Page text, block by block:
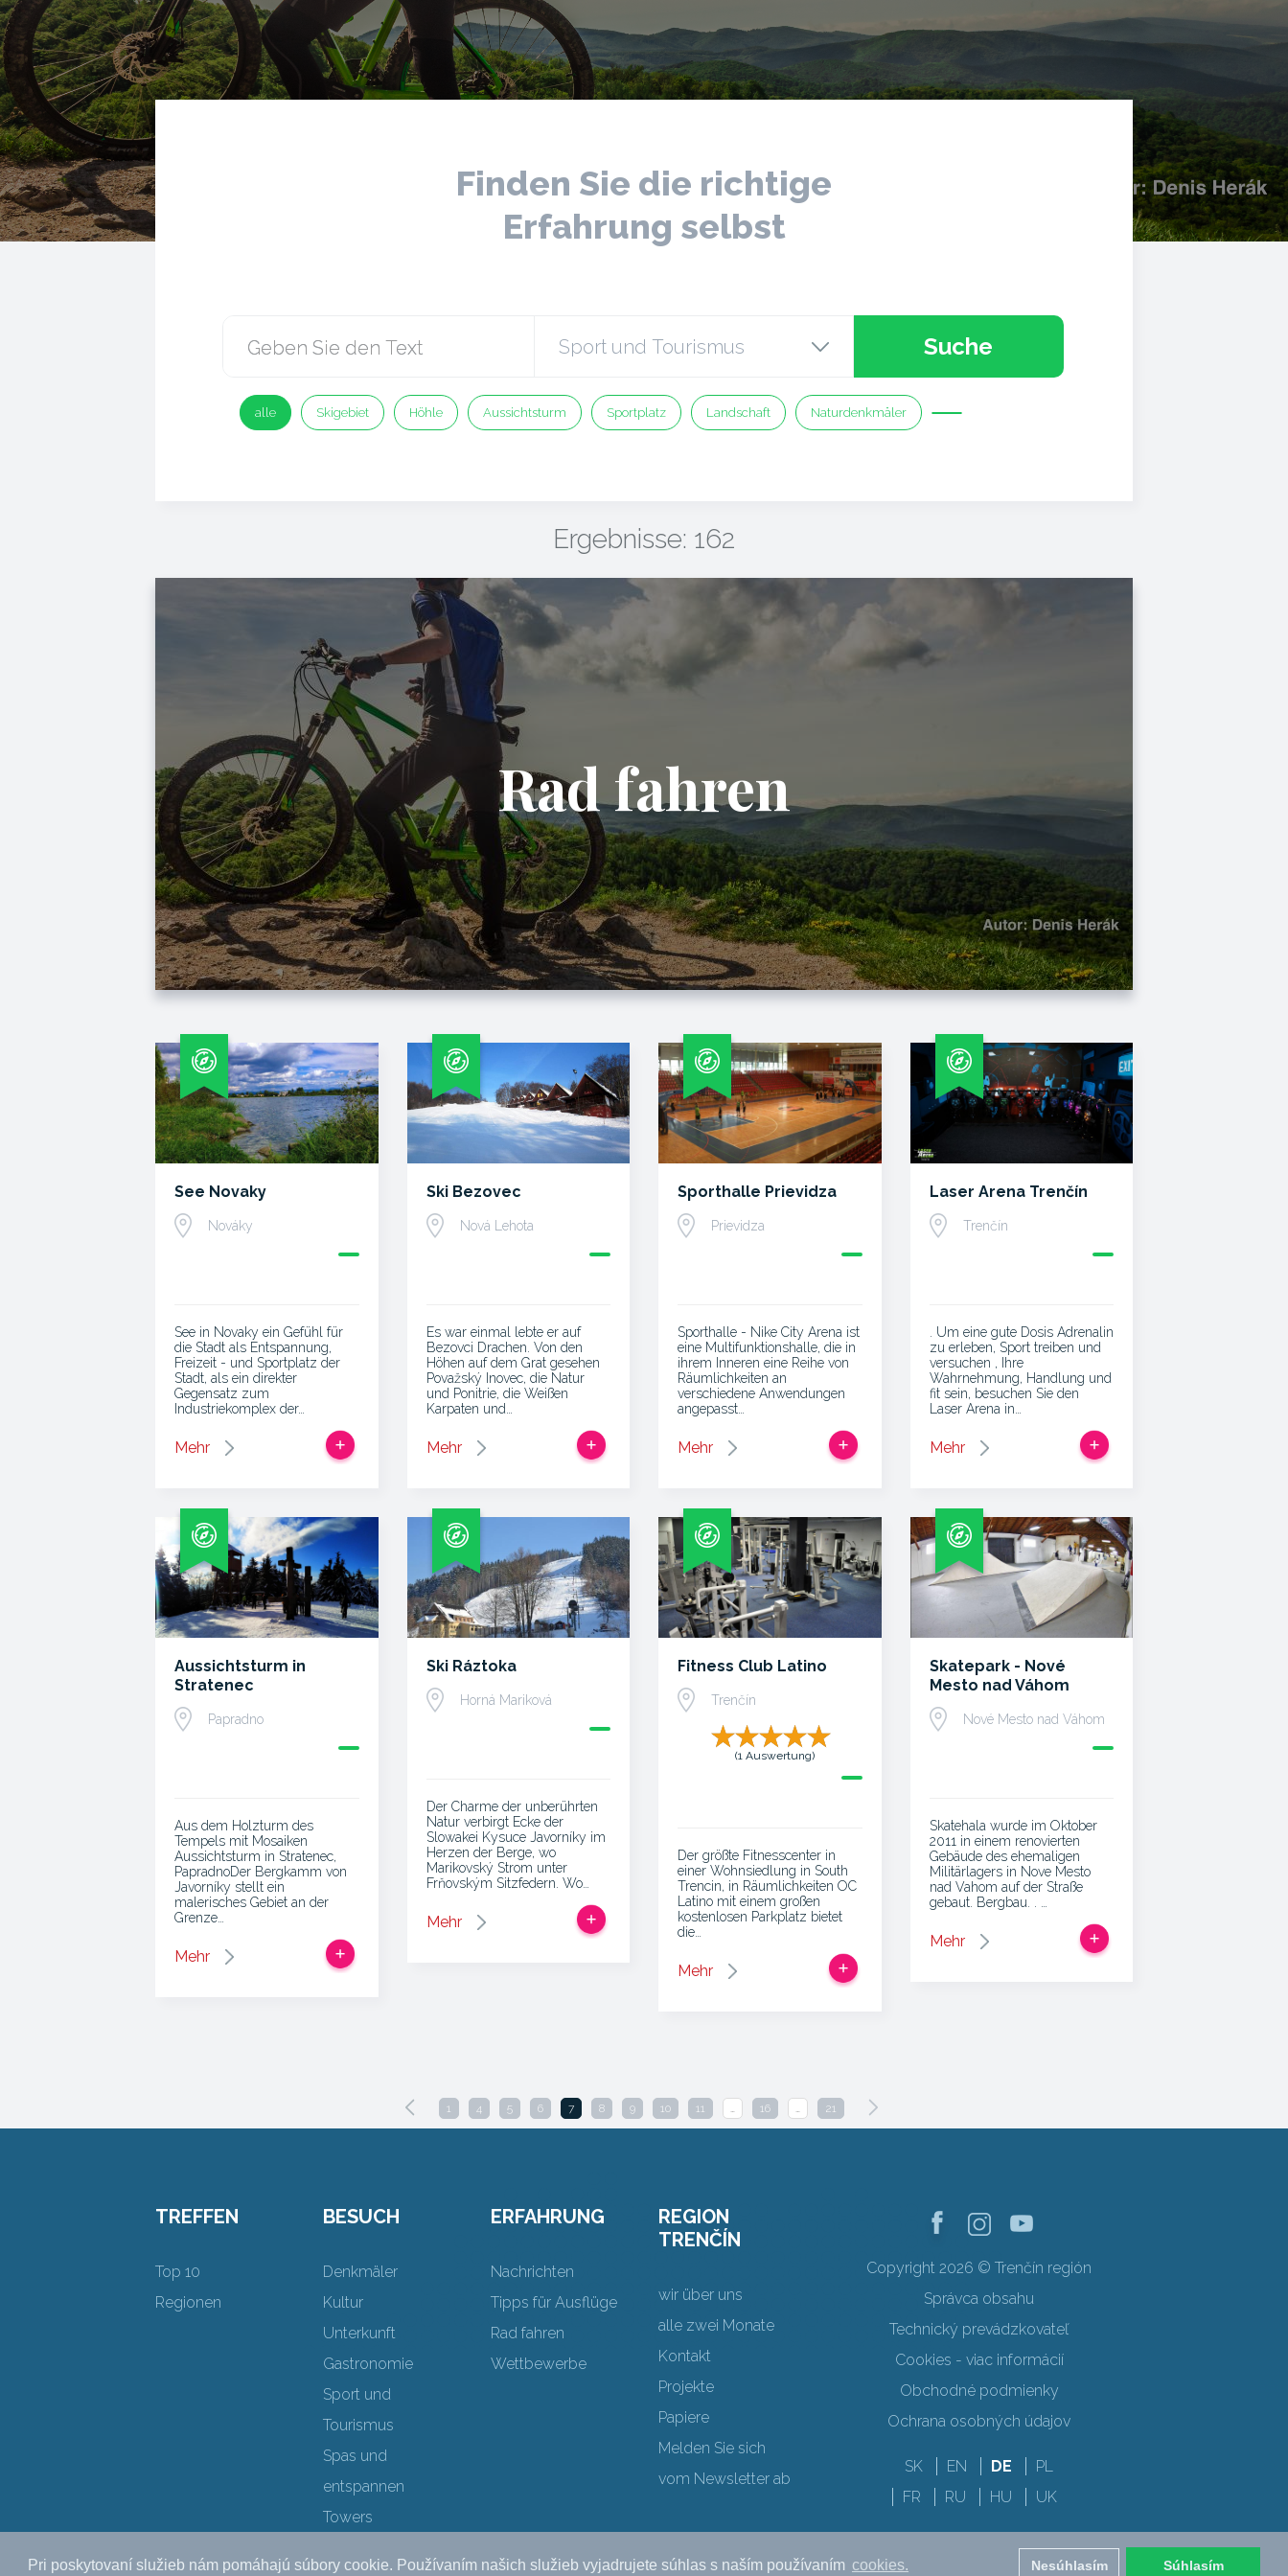
Pri poskytovaní služieb nám pomáhajú súbory cookie. Používaním našich služieb vyjadrujete súhlas s naším používaním cookies. Nesúhlasím Súhlasím
Finden Sie die richtige
Erfahrung selbst
Suche
alle Skigebiet Höhle Aussichtsturm Sportplatz Landschaft Naturdenkmäler
Ergebnisse: 162
Rad fahren
See Novaky
Nováky
See in Novaky ein Gefühl für
die Stadt als Entspannung,
Freizeit - und Sportplatz der
Stadt, als ein direkter
Gegensatz zum
Industriekomplex der…
Mehr
Ski Bezovec
Nová Lehota
Es war einmal lebte er auf
Bezovci Drachen. Von den
Höhen auf dem Grat gesehen
Považský Inovec, die Natur
und Ponitrie, die Weißen
Karpaten und…
Mehr
Sporthalle Prievidza
Prievidza
Sporthalle - Nike City Arena ist
eine Multifunktionshalle, die in
ihrem Inneren eine Reihe von
Räumlichkeiten an
verschiedene Anwendungen
angepasst…
Mehr
Laser Arena Trenčín
Trenčín
. Um eine gute Dosis Adrenalin
zu erleben, Sport treiben und
versuchen , Ihre
Wahrnehmung, Handlung und
fit sein, besuchen Sie den
Laser Arena in…
Mehr
Aussichtsturm in
Stratenec
Papradno
Aus dem Holzturm des
Tempels mit Mosaiken
Aussichtsturm in Stratenec,
PapradnoDer Bergkamm von
Javorníky stellt ein
malerisches Gebiet an der
Grenze…
Mehr
Ski Ráztoka
Horná Mariková
Der Charme der unberührten
Natur verbirgt Ecke der
Slowakei Kysuce Javorníky im
Herzen der Berge, wo
Marikovský Strom unter
Frňovským Sitzfedern. Wo…
Mehr
Fitness Club Latino
Trenčín
(1 Auswertung)
Der größte Fitnesscenter in
einer Wohnsiedlung in South
Trencin, in Räumlichkeiten OC
Latino mit einem großen
kostenlosen Parkplatz bietet
die…
Mehr
Skatepark - Nové
Mesto nad Váhom
Nové Mesto nad Váhom
Skatehala wurde im Oktober
2011 in einem renovierten
Gebäude des ehemaligen
Militärlagers in Nove Mesto
nad Vahom auf der Straße
gebaut. Bergbau. . …
Mehr
1 4 5 6 7 8 9 10 11 … 16 … 21
TREFFEN
Top 10
Regionen
BESUCH
Denkmäler
Kultur
Unterkunft
Gastronomie
Sport und
Tourismus
Spas und
entspannen
Towers
ERFAHRUNG
Nachrichten
Tipps für Ausflüge
Rad fahren
Wettbewerbe
REGION
TRENČÍN
wir über uns
alle zwei Monate
Kontakt
Projekte
Papiere
Melden Sie sich
vom Newsletter ab
Copyright 2026 © Trenčín región
Správca obsahu
Technický prevádzkovateľ
Cookies - viac informácií
Obchodné podmienky
Ochrana osobných údajov
SK EN DE
PL
FR
RU HU UK